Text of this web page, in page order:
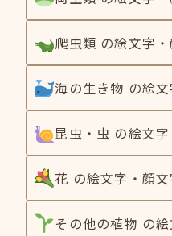
爬虫類 の絵文字
海の生き物 の絵
昆虫・虫 の絵文
花 の絵文字・顔
その他の植物 の